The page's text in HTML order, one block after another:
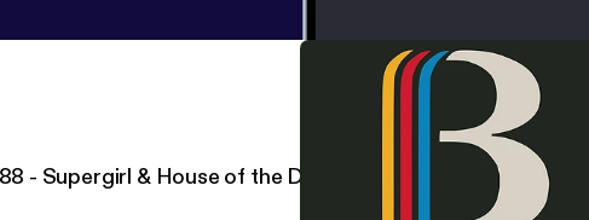
- Supergirl & House of the Dragon sæson 3 (med Morten